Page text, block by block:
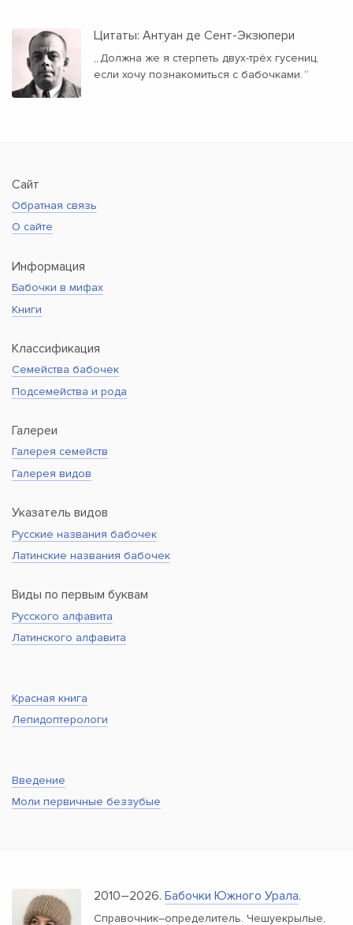
Цитаты: Антуан де Сент-Экзюпери
„Должна же я стерпеть двух-трёх гусениц,
если хочу познакомиться с бабочками. “
Сайт
Обратная связь
О сайте
Информация
Бабочки в мифах
Книги
Классификация
Семейства бабочек
Подсемейства и рода
Галереи
Галерея семейств
Галерея видов
Указатель видов
Русские названия бабочек
Латинские названия бабочек
Виды по первым буквам
Русского алфавита
Латинского алфавита
Красная книга
Лепидоптерологи
Введение
Моли первичные беззубые
2010–2026. Бабочки Южного Урала.
Справочник–определитель. Чешуекрылые,